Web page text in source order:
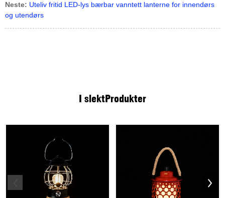
Neste: Uteliv fritid LED-lys bærbar vanntett lanterne for innendørs
og utendørs
I slektProdukter